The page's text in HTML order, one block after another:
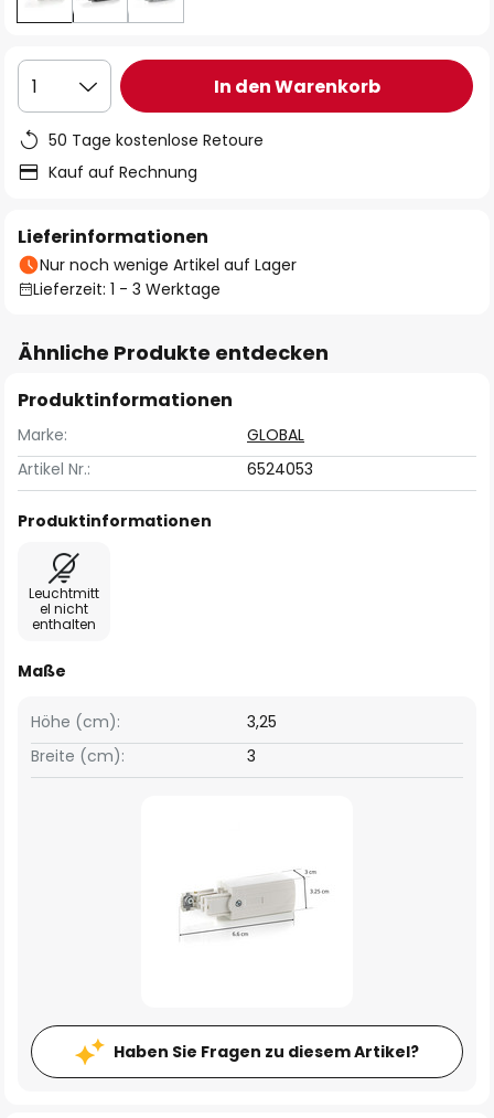
1 In den Warenkorb
50 Tage kostenlose Retoure
Kauf auf Rechnung
Lieferinformationen
Nur noch wenige Artikel auf Lager
Lieferzeit: 1 - 3 Werktage
Ähnliche Produkte entdecken
Produktinformationen
Marke:
GLOBAL
Artikel Nr.:
6524053
Produktinformationen
Leuchtmitt
el nicht
enthalten
Maße
Breite (cm): 3
Höhe (cm): 3,25
Haben Sie Fragen zu diesem Artikel?